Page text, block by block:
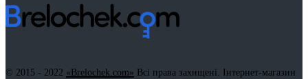
© 2015 - 2022 «Brelochek.com» Всі права захищені. Інтернет-магазин